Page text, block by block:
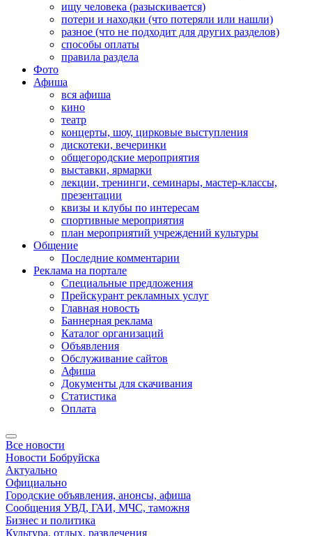
ищу человека (разыскивается)
потери и находки (что потеряли или нашли)
разное (что не подходит для других разделов)
способы оплаты
правила раздела
Фото
Афиша
вся афиша
кино
театр
концерты, шоу, цирковые выступления
дискотеки, вечеринки
общегородские мероприятия
выставки, ярмарки
лекции, тренинги, семинары, мастер-классы,
презентации
квизы и клубы по интересам
спортивные мероприятия
план мероприятий учреждений культуры
Общение
Последние комментарии
Реклама на портале
Специальные предложения
Прейскурант рекламных услуг
Главная новость
Баннерная реклама
Каталог организаций
Объявления
Обслуживание сайтов
Афиша
Документы для скачивания
Статистика
Оплата
Все новости
Новости Бобруйска
Актуально
Официально
Городские объявления, анонсы, афиша
Сообщения УВД, ГАИ, МЧС, таможня
Бизнес и политика
Культура, отдых, развлечения